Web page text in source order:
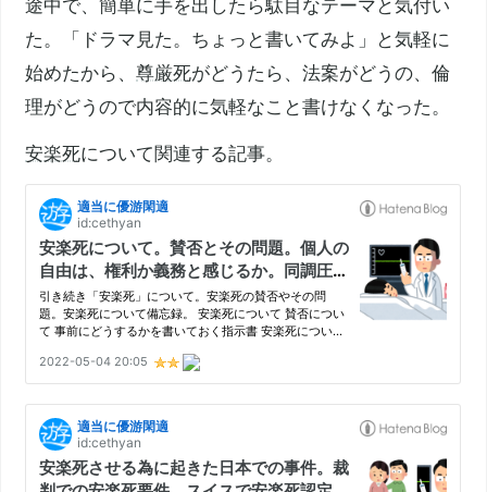
途中で、簡単に手を出したら駄目なテーマと気付い
た。「ドラマ見た。ちょっと書いてみよ」と気軽に
始めたから、尊厳死がどうたら、法案がどうの、倫
理がどうので内容的に気軽なこと書けなくなった。
安楽死について関連する記事。